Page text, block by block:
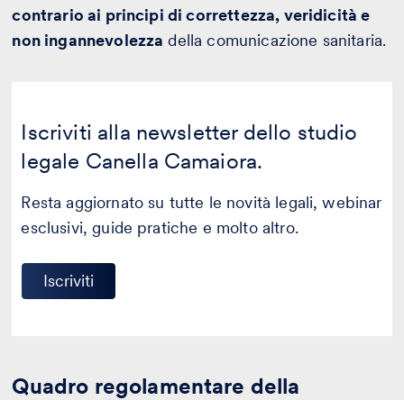
contrario ai principi di correttezza, veridicità e
non ingannevolezza della comunicazione sanitaria.
Iscriviti alla newsletter dello studio
legale Canella Camaiora.
Resta aggiornato su tutte le novità legali, webinar
esclusivi, guide pratiche e molto altro.
Iscriviti
Quadro regolamentare della